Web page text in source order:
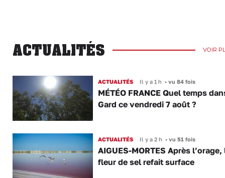
ACTUALITÉS VOIR
ACTUALITÉS Il y a 1 h •vu 84 fois
MÉTÉO FRANCE Quel temps
Gard ce vendredi 7 août ?
ACTUALITÉS Il y a 2 h •vu 51 fois
AIGUES-MORTES Après l’orage,
fleur de sel refait surface